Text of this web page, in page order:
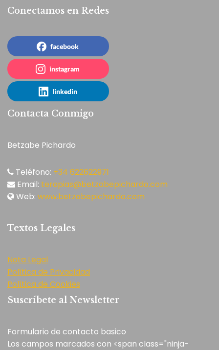
Conectamos en Redes
facebook
instagram
linkedin
Contacta Conmigo
Betzabe Pichardo
Teléfono: +34 622622971
Email: terapias@betzabepichardo.com
Web: www.betzabepichardo.com
Textos Legales
Nota Legal
Política de Privacidad
Política de Cookies
Suscríbete al Newsletter
Formulario de contacto basico
Los campos marcados con <span class="ninja-